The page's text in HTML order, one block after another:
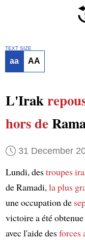
TEXT SIZE
aa AA
L'Irak
hors de
31 December
Lundi, destroupes
de Ramadi,la plus
une occupation de
victoire a été
avec l'aide desforces